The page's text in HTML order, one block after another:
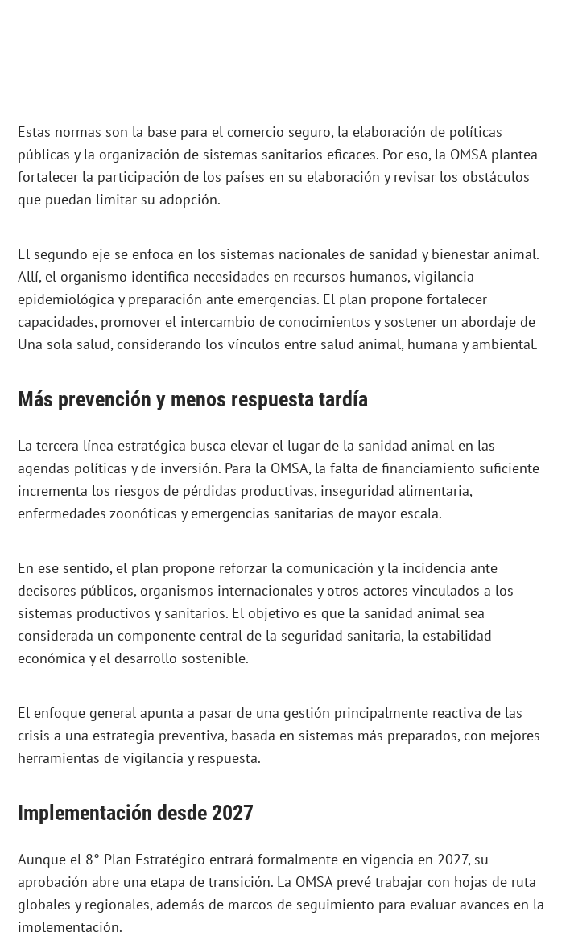
Estas normas son la base para el comercio seguro, la elaboración de políticas
públicas y la organización de sistemas sanitarios eficaces. Por eso, la OMSA plantea
fortalecer la participación de los países en su elaboración y revisar los obstáculos
que puedan limitar su adopción.
El segundo eje se enfoca en los sistemas nacionales de sanidad y bienestar animal.
Allí, el organismo identifica necesidades en recursos humanos, vigilancia
epidemiológica y preparación ante emergencias. El plan propone fortalecer
capacidades, promover el intercambio de conocimientos y sostener un abordaje de
Una sola salud, considerando los vínculos entre salud animal, humana y ambiental.
Más prevención y menos respuesta tardía
La tercera línea estratégica busca elevar el lugar de la sanidad animal en las
agendas políticas y de inversión. Para la OMSA, la falta de financiamiento suficiente
incrementa los riesgos de pérdidas productivas, inseguridad alimentaria,
enfermedades zoonóticas y emergencias sanitarias de mayor escala.
En ese sentido, el plan propone reforzar la comunicación y la incidencia ante
decisores públicos, organismos internacionales y otros actores vinculados a los
sistemas productivos y sanitarios. El objetivo es que la sanidad animal sea
considerada un componente central de la seguridad sanitaria, la estabilidad
económica y el desarrollo sostenible.
El enfoque general apunta a pasar de una gestión principalmente reactiva de las
crisis a una estrategia preventiva, basada en sistemas más preparados, con mejores
herramientas de vigilancia y respuesta.
Implementación desde 2027
Aunque el 8° Plan Estratégico entrará formalmente en vigencia en 2027, su
aprobación abre una etapa de transición. La OMSA prevé trabajar con hojas de ruta
globales y regionales, además de marcos de seguimiento para evaluar avances en la
implementación.